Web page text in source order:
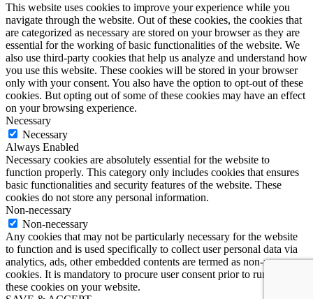
This website uses cookies to improve your experience while you
navigate through the website. Out of these cookies, the cookies that
are categorized as necessary are stored on your browser as they are
essential for the working of basic functionalities of the website. We
also use third-party cookies that help us analyze and understand how
you use this website. These cookies will be stored in your browser
only with your consent. You also have the option to opt-out of these
cookies. But opting out of some of these cookies may have an effect
on your browsing experience.
Necessary
Necessary
Always Enabled
Necessary cookies are absolutely essential for the website to
function properly. This category only includes cookies that ensures
basic functionalities and security features of the website. These
cookies do not store any personal information.
Non-necessary
Non-necessary
Any cookies that may not be particularly necessary for the website
to function and is used specifically to collect user personal data via
analytics, ads, other embedded contents are termed as non-necessary
cookies. It is mandatory to procure user consent prior to running
these cookies on your website.